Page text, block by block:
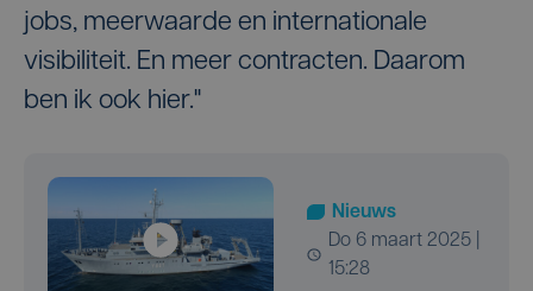
jobs, meerwaarde en internationale
visibiliteit. En meer contracten. Daarom
ben ik ook hier."
Nieuws
do 6 maart 2025 |
15:28